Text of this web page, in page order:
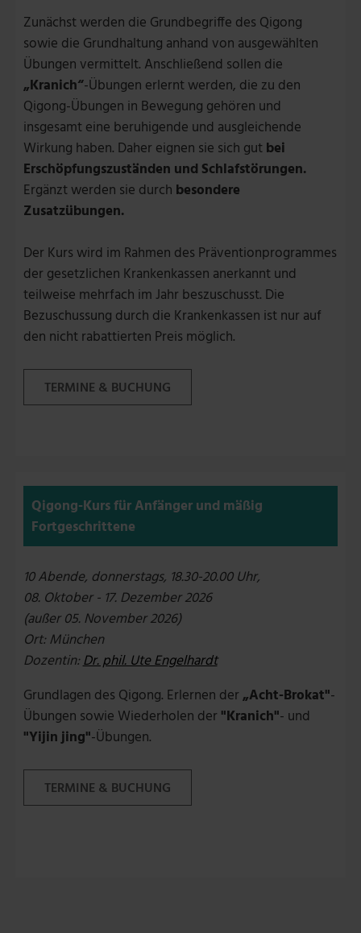
Zunächst werden die Grundbegriffe des Qigong
sowie die Grundhaltung anhand von ausgewählten
Übungen vermittelt. Anschließend sollen die
„Kranich“-Übungen erlernt werden, die zu den
Qigong-Übungen in Bewegung gehören und
insgesamt eine beruhigende und ausgleichende
Wirkung haben. Daher eignen sie sich gutbei
Erschöpfungszuständen und Schlafstörungen.
Ergänzt werden sie durch besondere
Zusatzübungen.
Der Kurs wird im Rahmen des Präventionprogrammes
der gesetzlichen Krankenkassen anerkannt und
teilweise mehrfach im Jahr beszuschusst. Die
Bezuschussung durch die Krankenkassen ist nur auf
den nicht rabattierten Preis möglich.
TERMINE & BUCHUNG
Qigong-Kurs für Anfänger und mäßig
Fortgeschrittene
10 Abende, donnerstags, 18.30-20.00 Uhr,
08. Oktober - 17. Dezember 2026
(außer 05. November 2026)
Ort: München
Dozentin:Dr. phil. Ute Engelhardt
Grundlagen des Qigong. Erlernen der„Acht-Brokat"-
Übungen sowie Wiederholen der "Kranich"- und
"Yijin jing"-Übungen.
TERMINE & BUCHUNG